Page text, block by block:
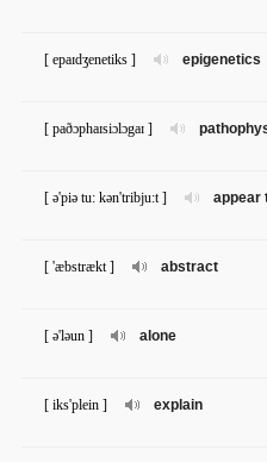
epigenetics
[ epaɪdʒenetiks ]
[ paðɔphaɪsiɔlɔgaɪ ]
appear
[ ə'piə tu: kən'tribju:t ]
abstract
[ 'æbstrækt ]
alone
[ ə'ləun ]
explain
[ iks'plein ]